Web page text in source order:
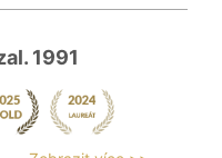
1991